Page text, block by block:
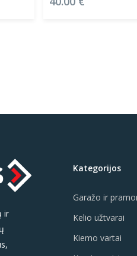
ir
Kategorijos
Garažo ir
Kelio užtvarai
Kiemo vartai